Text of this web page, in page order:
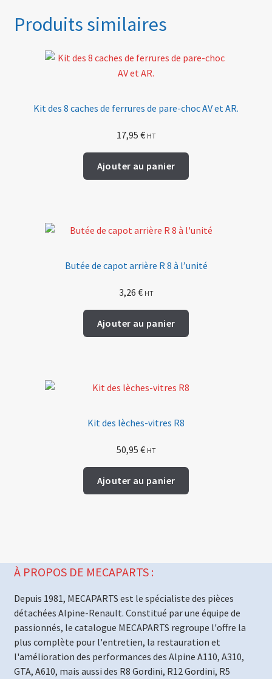
Produits similaires
Kit des 8 caches de ferrures de pare-choc AV et AR.
17,95 € HT
Ajouter au panier
Butée de capot arrière R 8 à l’unité
3,26 € HT
Ajouter au panier
Kit des lèches-vitres R8
50,95 € HT
Ajouter au panier
À PROPOS DE MECAPARTS :
Depuis 1981, MECAPARTS est le spécialiste des pièces
détachées Alpine-Renault. Constitué par une équipe de
passionnés, le catalogue MECAPARTS regroupe l'offre la
plus complète pour l'entretien, la restauration et
l'amélioration des performances des Alpine A110, A310,
GTA, A610, mais aussi des R8 Gordini, R12 Gordini, R5